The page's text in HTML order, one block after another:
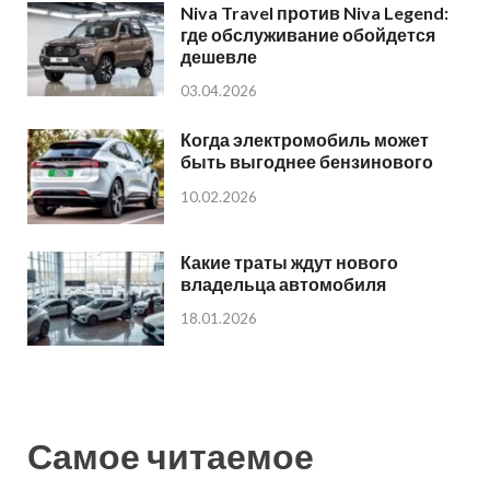
Niva Travel против Niva Legend:
где обслуживание обойдется
дешевле
03.04.2026
Когда электромобиль может
быть выгоднее бензинового
10.02.2026
Какие траты ждут нового
владельца автомобиля
18.01.2026
Самое читаемое